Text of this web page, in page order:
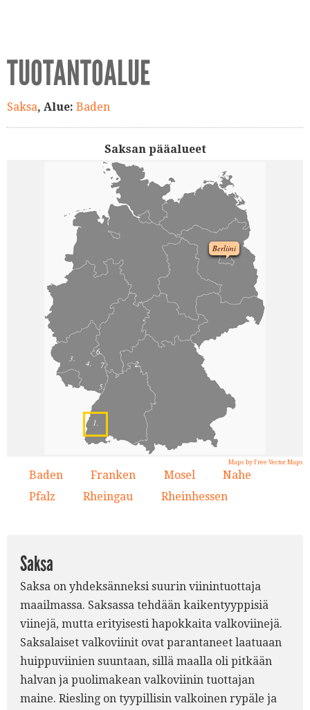
TUOTANTOALUE
Saksa, Alue: Baden
Saksan pääalueet
Berliini
1.
2.
3. 4.
5.
6.
7.
Maps by Free Vector Maps
Baden Franken Mosel Nahe
Pfalz Rheingau Rheinhessen
Saksa
Saksa on yhdeksänneksi suurin viinintuottaja
maailmassa. Saksassa tehdään kaikentyyppisiä
viinejä, mutta erityisesti hapokkaita valkoviinejä.
Saksalaiset valkoviinit ovat parantaneet laatuaan
huippuviinien suuntaan, sillä maalla oli pitkään
halvan ja puolimakean valkoviinin tuottajan
maine. Riesling on tyypillisin valkoinen rypäle ja